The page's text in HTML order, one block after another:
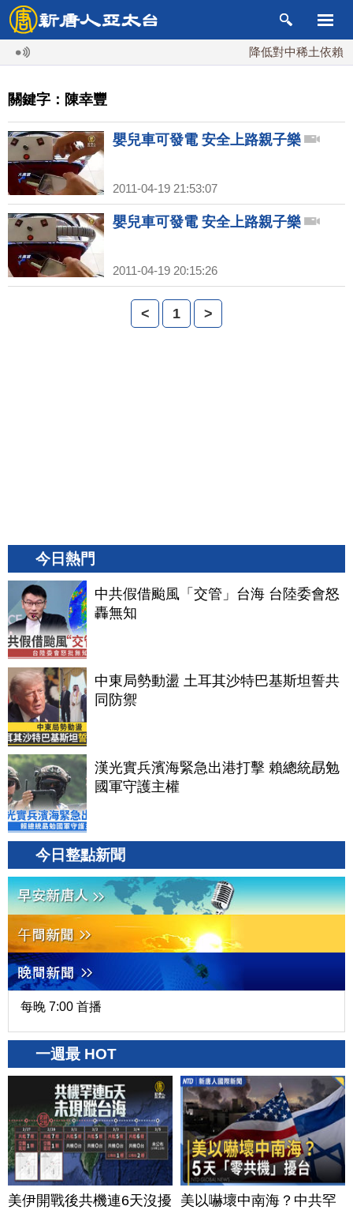
降低對中稀土依賴
關鍵字：陳幸豐
嬰兒車可發電 安全上路親子樂
2011-04-19 21:53:07
嬰兒車可發電 安全上路親子樂
2011-04-19 20:15:26
< 1 >
今日熱門
中共假借颱風「交管」台海 台陸委會怒
轟無知
中東局勢動盪 土耳其沙特巴基斯坦誓共
同防禦
漢光實兵濱海緊急出港打擊 賴總統勗勉
國軍守護主權
今日整點新聞
每晚 7:00 首播
一週最 HOT
美伊開戰後共機連6天沒擾
美以嚇壞中南海？中共罕